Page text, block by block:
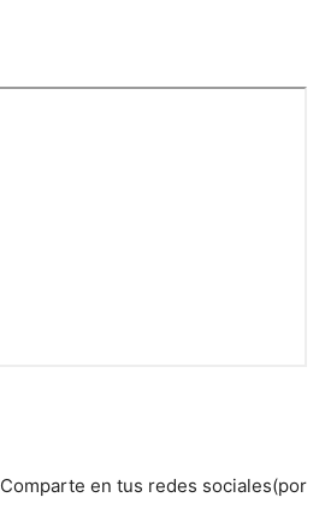
Comparte en tus redes sociales(por